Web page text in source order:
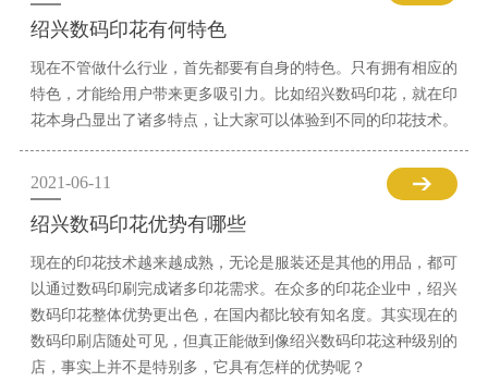
绍兴数码印花有何特色
现在不管做什么行业，首先都要有自身的特色。只有拥有相应的
特色，才能给用户带来更多吸引力。比如绍兴数码印花，就在印
花本身凸显出了诸多特点，让大家可以体验到不同的印花技术。
2021-06-11
绍兴数码印花优势有哪些
现在的印花技术越来越成熟，无论是服装还是其他的用品，都可
以通过数码印刷完成诸多印花需求。在众多的印花企业中，绍兴
数码印花整体优势更出色，在国内都比较有知名度。其实现在的
数码印刷店随处可见，但真正能做到像绍兴数码印花这种级别的
店，事实上并不是特别多，它具有怎样的优势呢？